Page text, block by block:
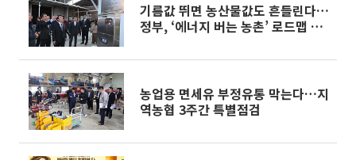
기름값 뛰면 농산물값도 흔들린다…
정부, ‘에너지 버는 농촌’ 로드맵 착
농업용 면세유 부정유통 막는다…지
역농협 3주간 특별점검